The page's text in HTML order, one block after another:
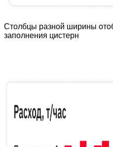
Столбцы разной ширины
заполнения цистерн